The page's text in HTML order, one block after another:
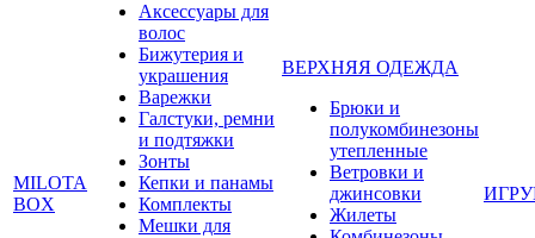
MILOTA
BOX
Аксессуары для
волос
Бижутерия и
украшения
Варежки
Галстуки, ремни
и подтяжки
Зонты
Кепки и панамы
Комплекты
Мешки для
ВЕРХНЯЯ ОДЕЖДА
Брюки и
полукомбинезоны
утепленные
Ветровки и
джинсовки
Жилеты